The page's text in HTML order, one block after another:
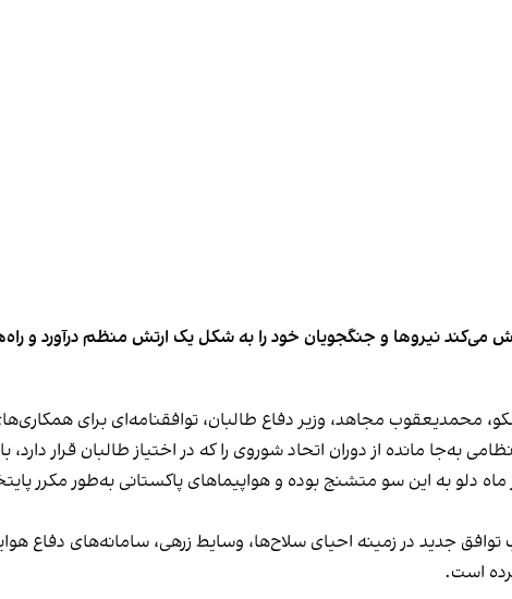
می‌کند نیروها و جنگجویان خود را به شکل یک ارتش منظم درآورد و
مجاهد، وزیر دفاع طالبان، توافقنامه‌ای برای
مانده از دوران اتحاد شوروی را که در اختیاز طالبان قرار دارد،
دلو به این سو متشنج بوده و هواپیماهای پاکستانی به‌طور مکرر
جدید در زمینه احیای سلاح‌ها، وسایط زرهی، سامانه‌های دفاع
است.